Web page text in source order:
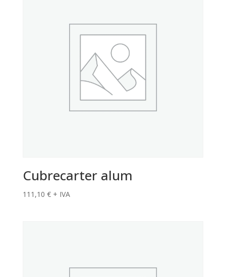
Cubrecarter alum
111,10 € + IVA